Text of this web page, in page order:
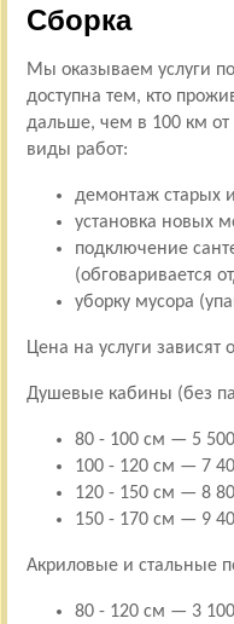
Сборка
Мы оказываем услуги
доступна тем, кто
дальше, чем в 100 км
виды работ:
демонтаж старых
установка новых
подключение
(обговаривается
уборку мусора
Цена на услуги зависят
Душевые кабины (без
80 - 100 см — 5
100 - 120 см — 7
120 - 150 см — 8
150 - 170 см — 9
Акриловые и стальные
80 - 120 см — 3